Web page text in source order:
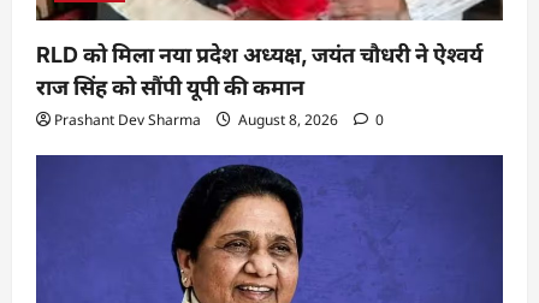
RLD को मिला नया प्रदेश अध्यक्ष, जयंत चौधरी ने ऐश्वर्य
राज सिंह को सौंपी यूपी की कमान
Prashant Dev Sharma August 8, 2026 0